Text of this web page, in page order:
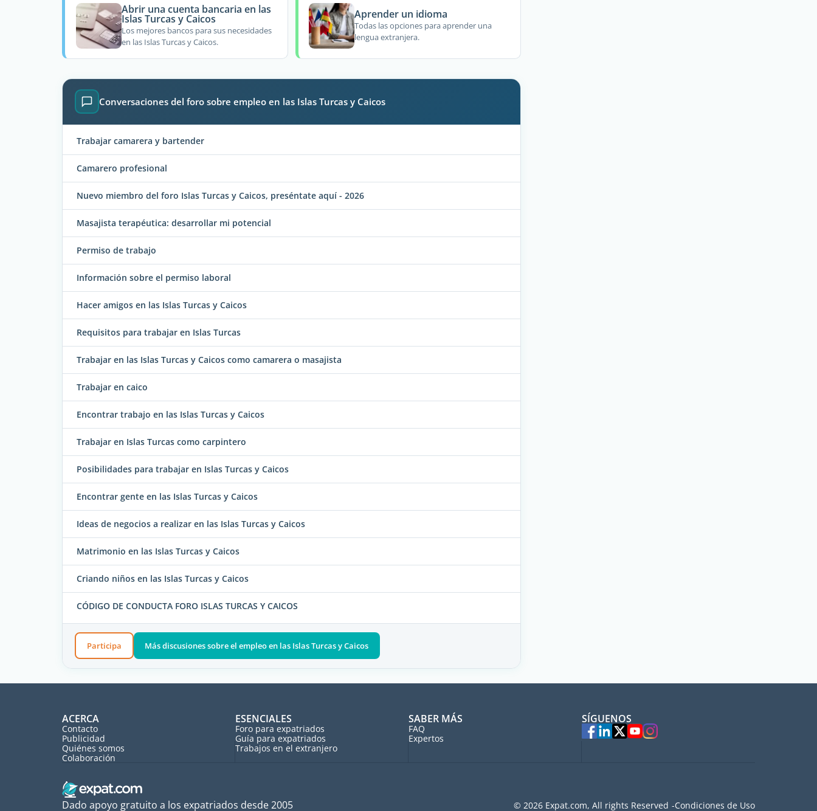
Abrir una cuenta bancaria en las
Islas Turcas y Caicos
Los mejores bancos para sus necesidades
en las Islas Turcas y Caicos.
Aprender un idioma
Todas las opciones para aprender una
lengua extranjera.
Conversaciones del foro sobre empleo en las Islas Turcas y Caicos
Trabajar camarera y bartender
Camarero profesional
Nuevo miembro del foro Islas Turcas y Caicos, preséntate aquí - 2026
Masajista terapéutica: desarrollar mi potencial
Permiso de trabajo
Información sobre el permiso laboral
Hacer amigos en las Islas Turcas y Caicos
Requisitos para trabajar en Islas Turcas
Trabajar en las Islas Turcas y Caicos como camarera o masajista
Trabajar en caico
Encontrar trabajo en las Islas Turcas y Caicos
Trabajar en Islas Turcas como carpintero
Posibilidades para trabajar en Islas Turcas y Caicos
Encontrar gente en las Islas Turcas y Caicos
Ideas de negocios a realizar en las Islas Turcas y Caicos
Matrimonio en las Islas Turcas y Caicos
Criando niños en las Islas Turcas y Caicos
CÓDIGO DE CONDUCTA FORO ISLAS TURCAS Y CAICOS
Participa Más discusiones sobre el empleo en las Islas Turcas y Caicos
ACERCA
Contacto
Publicidad
Quiénes somos
Colaboración
ESENCIALES
Foro para expatriados
Guía para expatriados
Trabajos en el extranjero
SABER MÁS
FAQ
Expertos
SÍGUENOS
Dado apoyo gratuito a los expatriados desde 2005 © 2026 Expat.com, All rights Reserved Condiciones de Uso